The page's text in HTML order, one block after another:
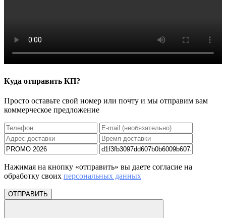
Куда отправить КП?
Просто оставьте свой номер или почту и мы отправим вам
коммерческое предложение
Нажимая на кнопку «отправить» вы даете согласие на
обработку своих персональных данных
ОТПРАВИТЬ